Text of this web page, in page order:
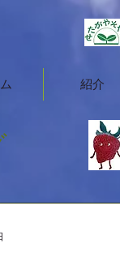
紹介